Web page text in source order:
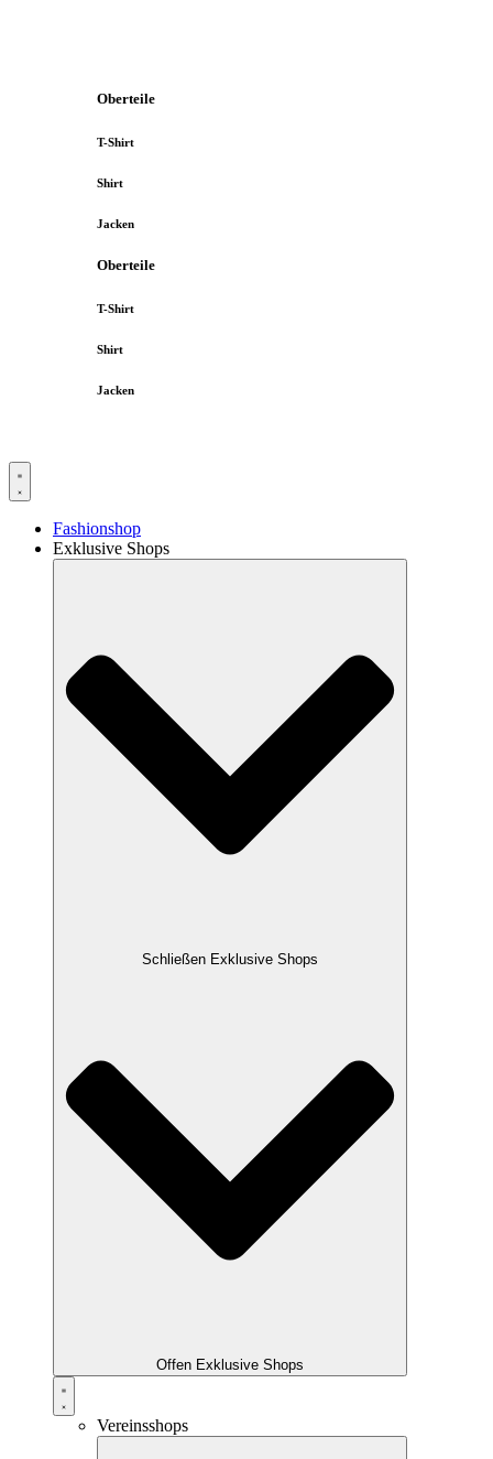
Oberteile
T-Shirt
Shirt
Jacken
Oberteile
T-Shirt
Shirt
Jacken
Fashionshop
Exklusive Shops
Schließen Exklusive Shops
Offen Exklusive Shops
Vereinsshops